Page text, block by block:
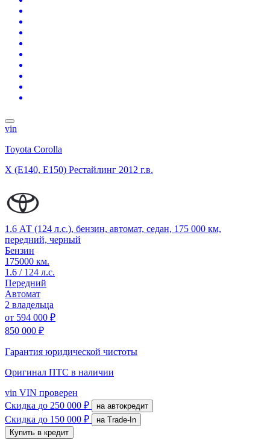
vin
Toyota Corolla
X (E140, E150) Рестайлинг 2012 г.в.
1.6 АТ (124 л.с.), бензин, автомат, седан, 175 000 км,
передний, черный
Бензин
175000 км.
1.6 / 124 л.с.
Передний
Автомат
2 владельца
от 594 000 ₽
850 000 ₽
Гарантия юридической чистоты
Оригинал ПТС в наличии
vin VIN проверен
Скидка до 250 000 ₽ на автокредит
Скидка до 150 000 ₽
на Trade-In
Купить в кредит